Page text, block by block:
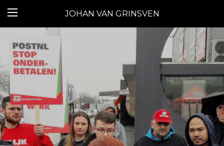
JOHAN VAN GRINSVEN